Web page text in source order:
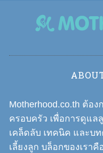
Motherhood.co.th ต้อ
ครอบครัว เพื่อการดูแล
เคล็ดลับ เทคนิค และบ
เลี้ยงลูก บล็อกของเรา